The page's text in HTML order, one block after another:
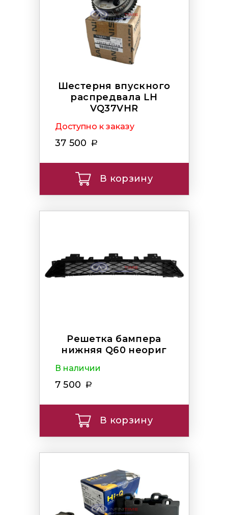
Шестерня впускного
распредвала LH
VQ37VHR
Доступно к заказу
37 500
В корзину
Решетка бампера
нижняя Q60 неориг
В наличии
7 500
В корзину